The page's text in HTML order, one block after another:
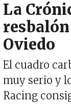
La
Oviedo
El cuadro
muy serio y
Racing